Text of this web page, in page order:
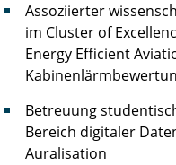
Assoziierter
im Cluster of
Energy Efficient
Betreuung
Bereich digitaler
Auralisation